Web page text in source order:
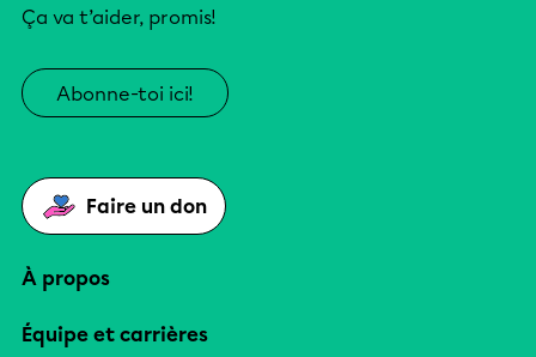
Ça va t’aider, promis!
Abonne-toi ici!
Faire un don
À propos
Équipe et carrières